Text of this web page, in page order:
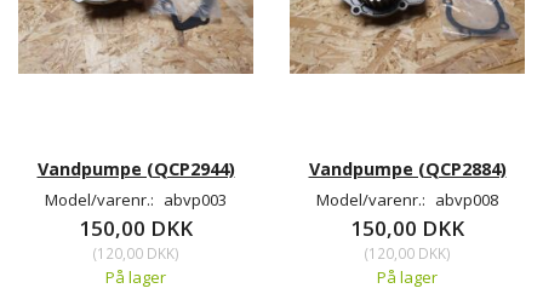
Vandpumpe (QCP2944)
Model/varenr.: abvp003
150,00 DKK
(120,00 DKK)
På lager
Vandpumpe (QCP2884)
Model/varenr.: abvp008
150,00 DKK
(120,00 DKK)
På lager